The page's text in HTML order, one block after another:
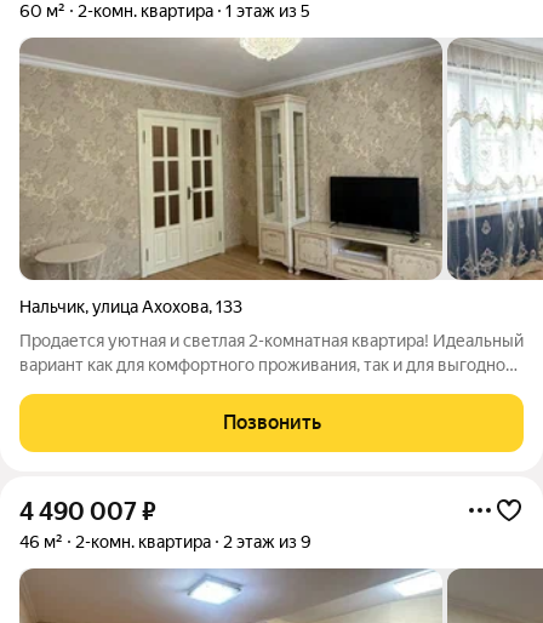
60 м² 2-комн. квартира 1 этаж из 5
Нальчик,улица Ахохова,133
Продается уютная и светлая 2-комнатная квартира! Идеальный
вариант как для комфортного проживания, так и для выгодной
помещение. Квартира полностью готова к заселению -
выполнен качественный
Позвонить
4 490 007₽
46 м² 2-комн. квартира 2 этаж из 9